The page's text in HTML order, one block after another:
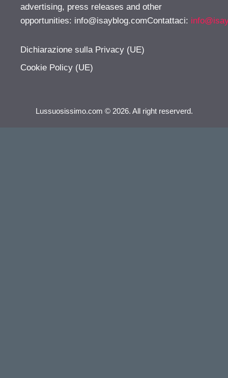
advertising, press releases and other
opportunities: info@isayblog.comContattaci:
Dichiarazione sulla Privacy (UE)
Cookie Policy (UE)
Lussuosissimo.com © 2026. All right reserverd.